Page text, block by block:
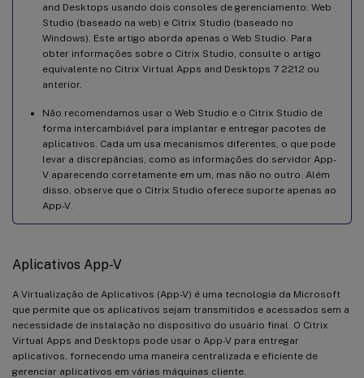
and Desktops usando dois consoles de gerenciamento: Web
Studio (baseado na web) e Citrix Studio (baseado no
Windows). Este artigo aborda apenas o Web Studio. Para
obter informações sobre o Citrix Studio, consulte o artigo
equivalente no Citrix Virtual Apps and Desktops 7 2212 ou
anterior.
Não recomendamos usar o Web Studio e o Citrix Studio de
forma intercambiável para implantar e entregar pacotes de
aplicativos. Cada um usa mecanismos diferentes, o que pode
levar a discrepâncias, como as informações do servidor App-
V aparecendo corretamente em um, mas não no outro. Além
disso, observe que o Citrix Studio oferece suporte apenas ao
App-V.
Aplicativos App-V
A Virtualização de Aplicativos (App-V) é uma tecnologia da Microsoft
que permite que os aplicativos sejam transmitidos e acessados sem a
necessidade de instalação no dispositivo do usuário final. O Citrix
Virtual Apps and Desktops pode usar o App-V para entregar
aplicativos, fornecendo uma maneira centralizada e eficiente de
gerenciar aplicativos em várias máquinas cliente.